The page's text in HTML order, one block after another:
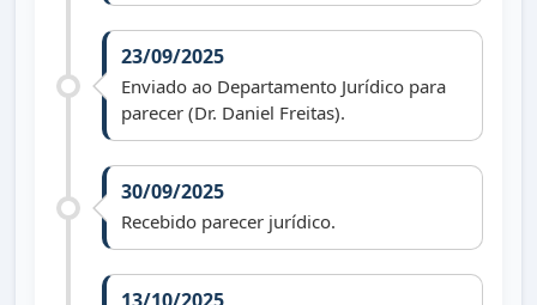
23/09/2025
Enviado ao Departamento Jurídico para
parecer (Dr. Daniel Freitas).
30/09/2025
Recebido parecer jurídico.